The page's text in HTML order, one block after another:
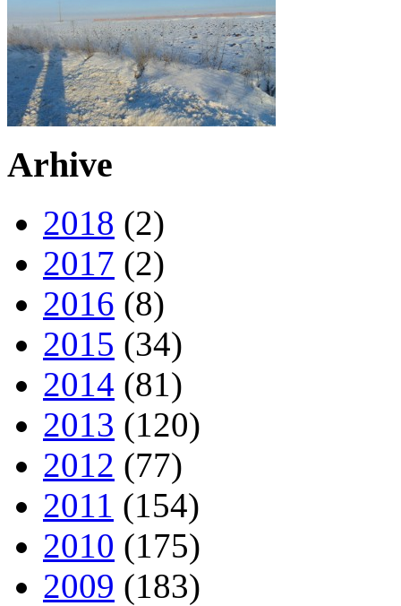
Arhive
2018 (2)
2017 (2)
2016 (8)
2015 (34)
2014 (81)
2013 (120)
2012 (77)
2011 (154)
2010 (175)
2009 (183)